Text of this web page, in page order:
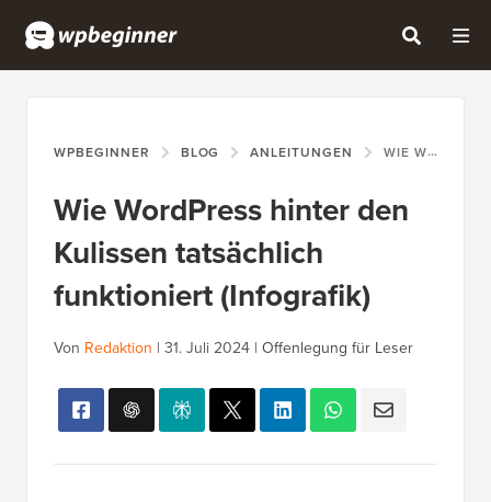
WPBEGINNER BLOG ANLEITUNGEN WIE WORDPRESS HINTER DEN KULISSEN TATSÄCHLICH FUNKTIONIERT (INFOGRAFIK)
Wie WordPress hinter den
Kulissen tatsächlich
funktioniert (Infografik)
Von Redaktion | 31. Juli 2024 | Offenlegung für Leser